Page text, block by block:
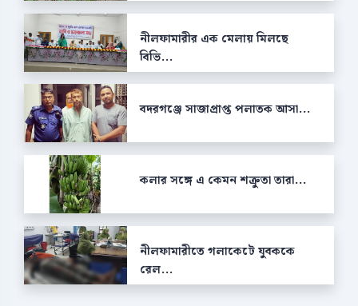
নীলফামারীর এক মেলায় মিলছে
বিভি...
বদরগঞ্জে সাজাপ্রাপ্ত পলাতক আসা...
কলার সঙ্গে এ কেমন শক্রুতা তারা...
নীলফামারীতে গলাকেটে যুবককে
রেল...